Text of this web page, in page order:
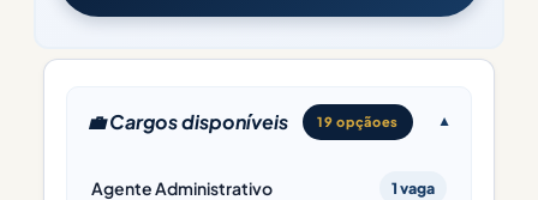
💼 Cargos disponíveis 19 opçãoes
Agente Administrativo 1 vaga